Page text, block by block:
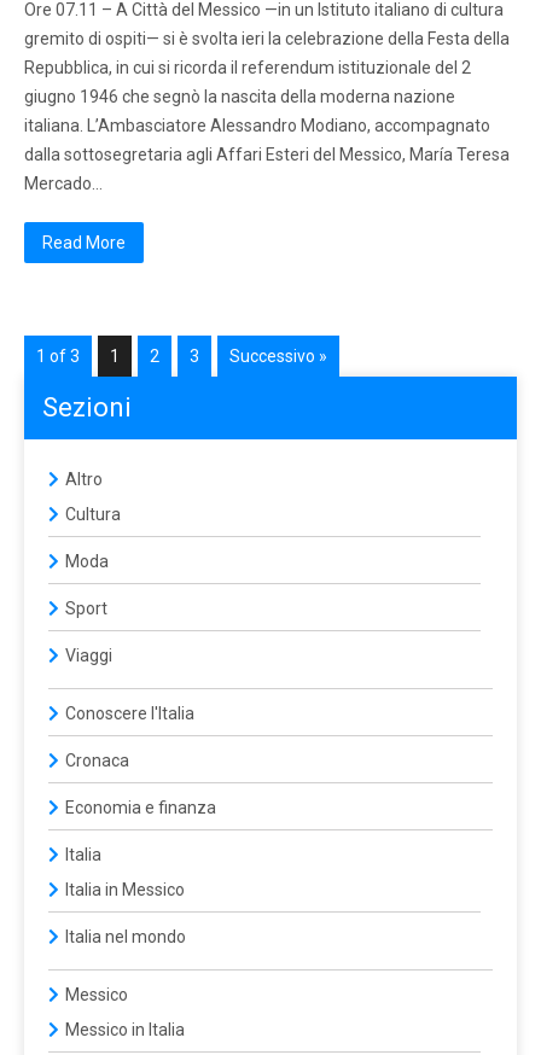
Ore 07.11 – A Città del Messico —in un Istituto italiano di cultura
gremito di ospiti— si è svolta ieri la celebrazione della Festa della
Repubblica, in cui si ricorda il referendum istituzionale del 2
giugno 1946 che segnò la nascita della moderna nazione
italiana. L’Ambasciatore Alessandro Modiano, accompagnato
dalla sottosegretaria agli Affari Esteri del Messico, María Teresa
Mercado…
Read More
1 of 3 1 2 3 Successivo »
Sezioni
Altro
Cultura
Moda
Sport
Viaggi
Conoscere l'Italia
Cronaca
Economia e finanza
Italia
Italia in Messico
Italia nel mondo
Messico
Messico in Italia